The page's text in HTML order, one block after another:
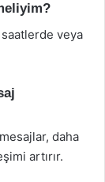
saatlerde veya
daha
artırır.